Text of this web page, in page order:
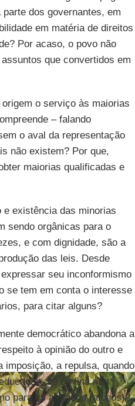
dos governantes, em
em matéria de direitos
Por acaso, o povo não
que convertidos em
o serviço às maiorias
– falando
o aval da representação
não existem? Por que,
maiorias qualificadas e
e existência das minorias
sendo orgânicas para o
e com dignidade, são a
das leis. Desde
seu inconformismo
se tem em conta o interesse
para citar alguns?
democrático abandona a
à opinião do outro e
imposição, a repulsa, quando
se os fins não
para os afetados (alunos)?